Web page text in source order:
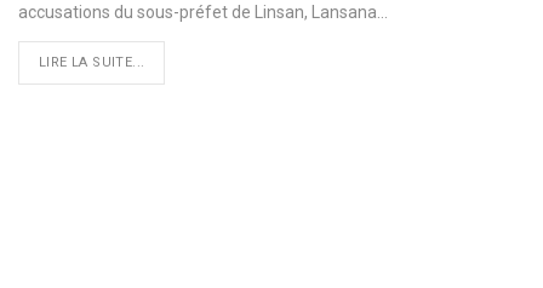
accusations du sous-préfet de Linsan, Lansana
LIRE LA SUITE...